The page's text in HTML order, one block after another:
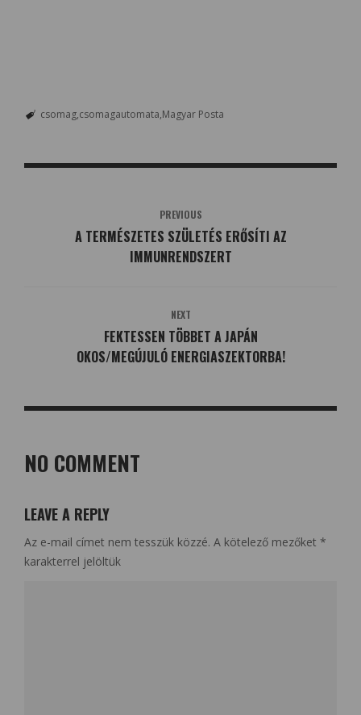
csomag csomagautomata Magyar Posta
PREVIOUS
A TERMÉSZETES SZÜLETÉS ERŐSÍTI AZ
IMMUNRENDSZERT
NEXT
FEKTESSEN TÖBBET A JAPÁN
OKOS/MEGÚJULÓ ENERGIASZEKTORBA!
NO COMMENT
LEAVE A REPLY
Az e-mail címet nem tesszük közzé. A kötelező mezőket *
karakterrel jelöltük